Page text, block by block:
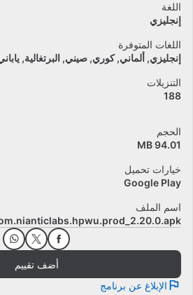
اللغة
إنجليزي
اللغات المتوفرة
إنجليزي ألماني كوري صيني البرتغالية
التنزيلات
188
الحجم
94.01 MB
خيارات تحميل
Google Play
اسم الملف
أضف تقييم
الإبلاغ عن برنامج